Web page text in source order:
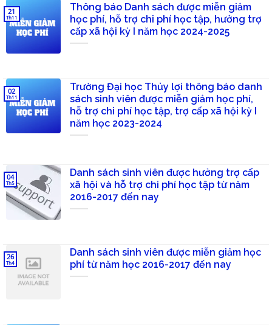
Thông báo Danh sách được miễn giảm
học phí, hỗ trợ chi phí học tập, hưởng trợ
cấp xã hội kỳ I năm học 2024-2025
21
Th11
Trường Đại học Thủy lợi thông báo danh
sách sinh viên được miễn giảm học phí,
hỗ trợ chi phí học tập, trợ cấp xã hội kỳ I
năm học 2023-2024
02
Th11
Danh sách sinh viên được hưởng trợ cấp
xã hội và hỗ trợ chi phí học tập từ năm
2016-2017 đến nay
04
Th5
Danh sách sinh viên được miễn giảm học
phí từ năm học 2016-2017 đến nay
26
Th4